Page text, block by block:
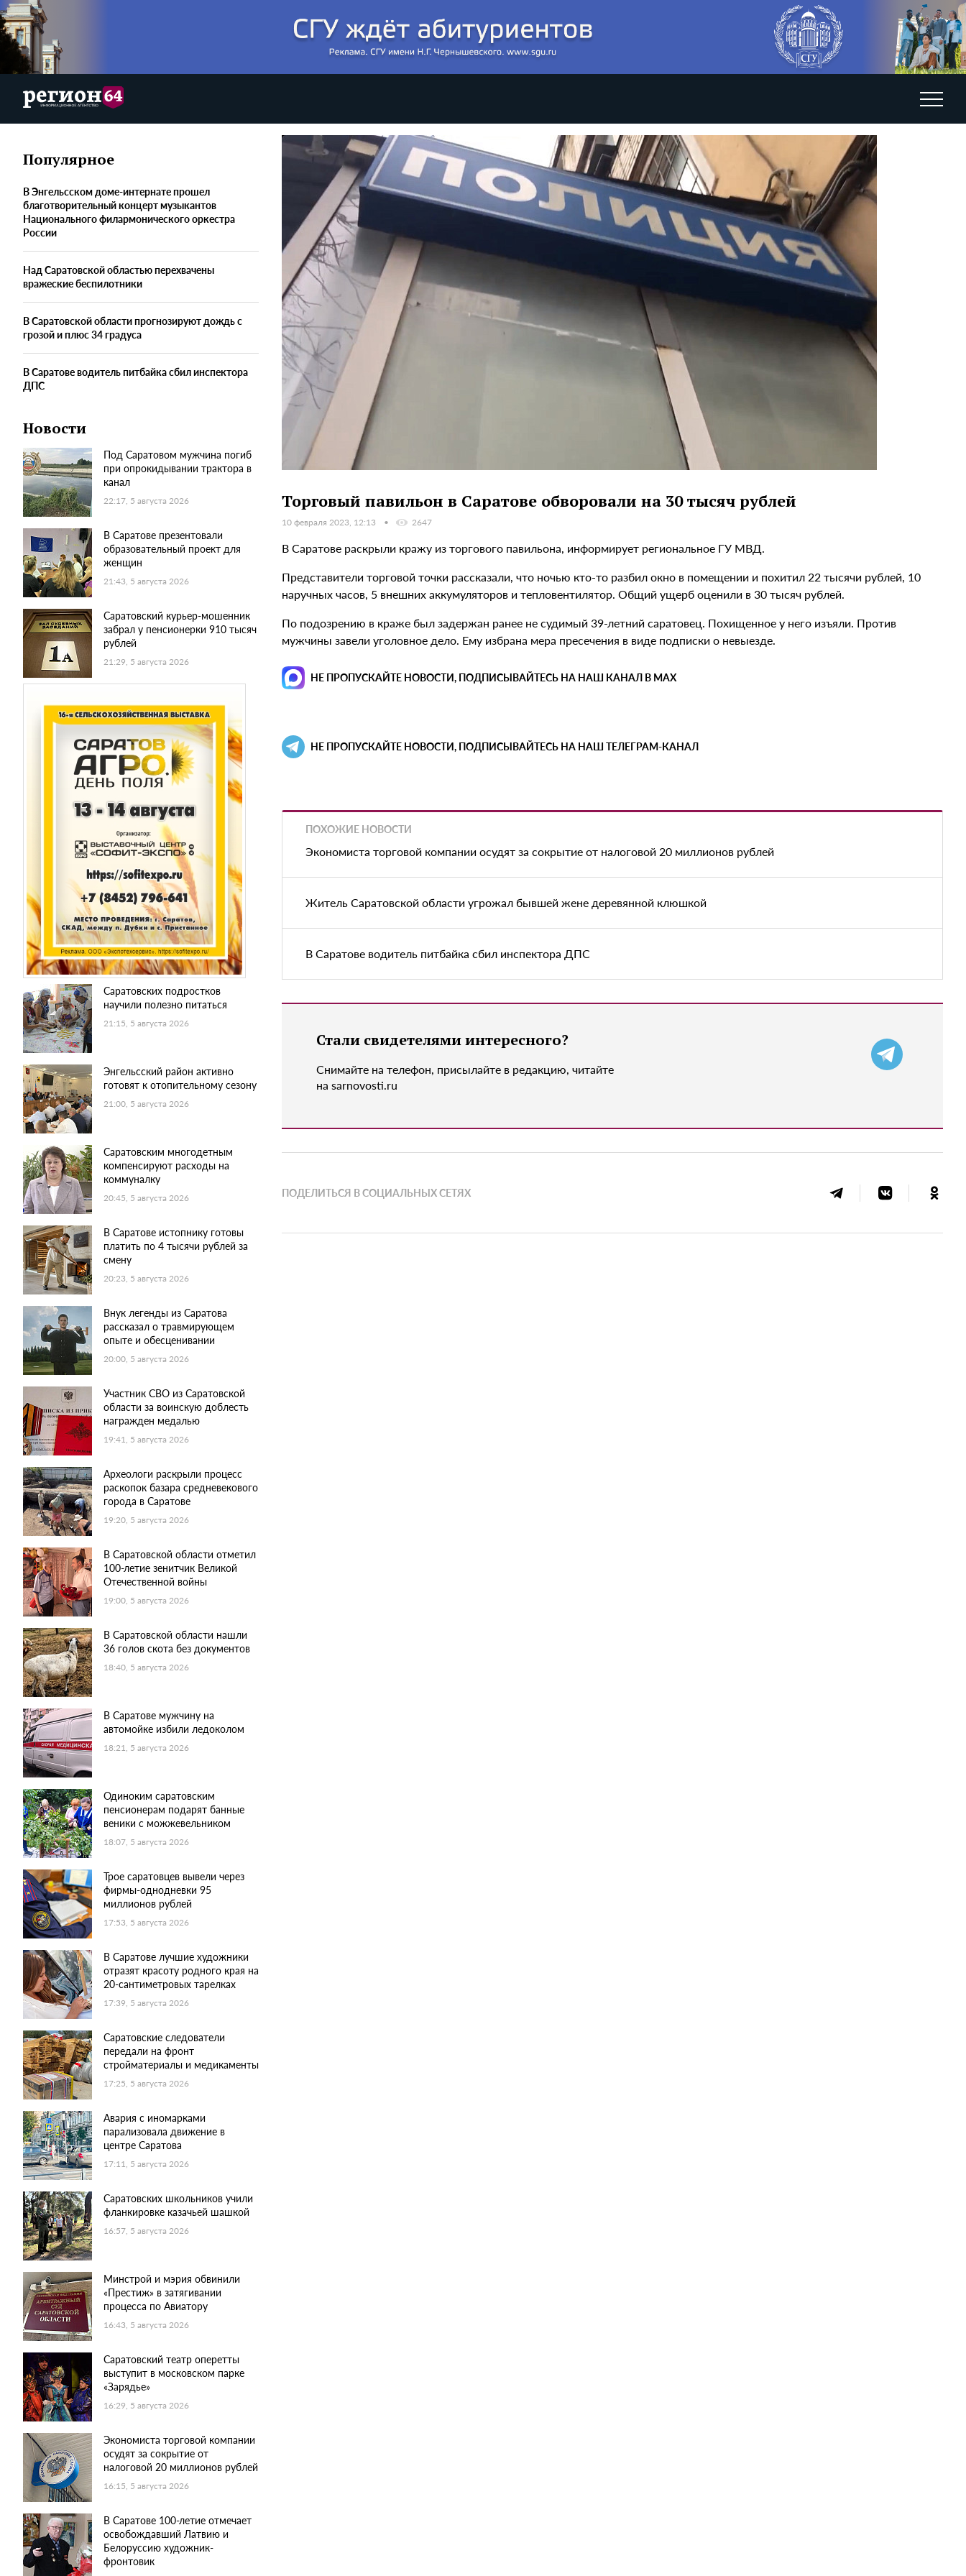
Популярное
В Энгельсском доме-интернате прошел
благотворительный концерт музыкантов
Национального филармонического оркестра
России
Над Саратовской областью перехвачены
вражеские беспилотники
В Саратовской области прогнозируют дождь с
грозой и плюс 34 градуса
В Саратове водитель питбайка сбил инспектора
ДПС
Новости
Под Саратовом мужчина погиб
при опрокидывании трактора в
канал
22:17, 5 августа 2026
В Саратове презентовали
образовательный проект для
женщин
21:43, 5 августа 2026
Саратовский курьер-мошенник
забрал у пенсионерки 910 тысяч
рублей
21:29, 5 августа 2026
Саратовских подростков
научили полезно питаться
21:15, 5 августа 2026
Энгельсский район активно
готовят к отопительному сезону
21:00, 5 августа 2026
Саратовским многодетным
компенсируют расходы на
коммуналку
20:45, 5 августа 2026
В Саратове истопнику готовы
платить по 4 тысячи рублей за
смену
20:23, 5 августа 2026
Внук легенды из Саратова
рассказал о травмирующем
опыте и обесценивании
20:00, 5 августа 2026
Участник СВО из Саратовской
области за воинскую доблесть
награжден медалью
19:41, 5 августа 2026
Археологи раскрыли процесс
раскопок базара средневекового
города в Саратове
19:20, 5 августа 2026
В Саратовской области отметил
100-летие зенитчик Великой
Отечественной войны
19:00, 5 августа 2026
В Саратовской области нашли
36 голов скота без документов
18:40, 5 августа 2026
В Саратове мужчину на
автомойке избили ледоколом
18:21, 5 августа 2026
Одиноким саратовским
пенсионерам подарят банные
веники с можжевельником
18:07, 5 августа 2026
Трое саратовцев вывели через
фирмы-однодневки 95
миллионов рублей
17:53, 5 августа 2026
В Саратове лучшие художники
отразят красоту родного края на
20-сантиметровых тарелках
17:39, 5 августа 2026
Саратовские следователи
передали на фронт
стройматериалы и медикаменты
17:25, 5 августа 2026
Авария с иномарками
парализовала движение в
центре Саратова
17:11, 5 августа 2026
Саратовских школьников учили
фланкировке казачьей шашкой
16:57, 5 августа 2026
Минстрой и мэрия обвинили
«Престиж» в затягивании
процесса по Авиатору
16:43, 5 августа 2026
Саратовский театр оперетты
выступит в московском парке
«Зарядье»
16:29, 5 августа 2026
Экономиста торговой компании
осудят за сокрытие от
налоговой 20 миллионов рублей
16:15, 5 августа 2026
В Саратове 100-летие отмечает
освобождавший Латвию и
Белоруссию художник-
фронтовик
Торговый павильон в Саратове обворовали на 30 тысяч рублей
10 февраля 2023, 12:13 2647
В Саратове раскрыли кражу из торгового павильона, информирует региональное ГУ МВД.
Представители торговой точки рассказали, что ночью кто-то разбил окно в помещении и похитил 22 тысячи рублей, 10
наручных часов, 5 внешних аккумуляторов и тепловентилятор. Общий ущерб оценили в 30 тысяч рублей.
По подозрению в краже был задержан ранее не судимый 39-летний саратовец. Похищенное у него изъяли. Против
мужчины завели уголовное дело. Ему избрана мера пресечения в виде подписки о невыезде.
НЕ ПРОПУСКАЙТЕ НОВОСТИ, ПОДПИСЫВАЙТЕСЬ НА НАШ КАНАЛ В MAX
НЕ ПРОПУСКАЙТЕ НОВОСТИ, ПОДПИСЫВАЙТЕСЬ НА НАШ ТЕЛЕГРАМ-КАНАЛ
ПОХОЖИЕ НОВОСТИ
Экономиста торговой компании осудят за сокрытие от налоговой 20 миллионов рублей
Житель Саратовской области угрожал бывшей жене деревянной клюшкой
В Саратове водитель питбайка сбил инспектора ДПС
Стали свидетелями интересного?
Снимайте на телефон, присылайте в редакцию, читайте
на sarnovosti.ru
ПОДЕЛИТЬСЯ В СОЦИАЛЬНЫХ СЕТЯХ